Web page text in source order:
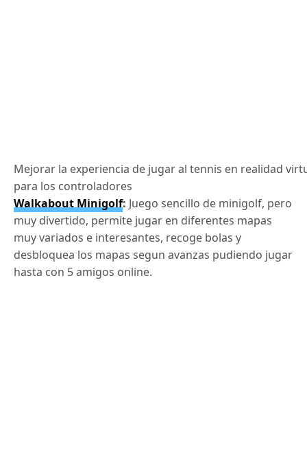
Mejorar la experiencia de jugar al tennis en realidad
para los controladores
Walkabout Minigolf: Juego sencillo de minigolf, pero
muy divertido, permite jugar en diferentes mapas
muy variados e interesantes, recoge bolas y
desbloquea los mapas segun avanzas pudiendo jugar
hasta con 5 amigos online.